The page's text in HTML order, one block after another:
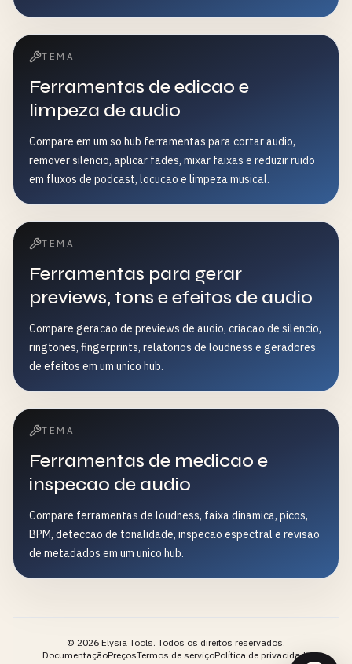
TEMA
Ferramentas de edicao e
limpeza de audio
Compare em um so hub ferramentas para cortar audio,
remover silencio, aplicar fades, mixar faixas e reduzir ruido
em fluxos de podcast, locucao e limpeza musical.
TEMA
Ferramentas para gerar
previews, tons e efeitos de audio
Compare geracao de previews de audio, criacao de silencio,
ringtones, fingerprints, relatorios de loudness e geradores
de efeitos em um unico hub.
TEMA
Ferramentas de medicao e
inspecao de audio
Compare ferramentas de loudness, faixa dinamica, picos,
BPM, deteccao de tonalidade, inspecao espectral e revisao
de metadados em um unico hub.
© 2026 Elysia Tools. Todos os direitos reservados.
DocumentaçãoPreçosTermos de serviçoPolítica de privacidade